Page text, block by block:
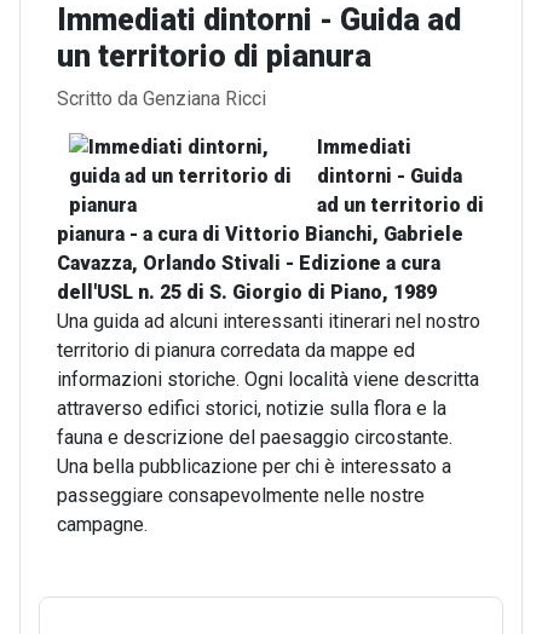
Immediati dintorni - Guida ad
un territorio di pianura
Dettagli
Scritto da Genziana Ricci
Immediati
dintorni - Guida
ad un territorio di
pianura - a cura di Vittorio Bianchi, Gabriele
Cavazza, Orlando Stivali - Edizione a cura
dell'USL n. 25 di S. Giorgio di Piano, 1989
Una guida ad alcuni interessanti itinerari nel nostro
territorio di pianura corredata da mappe ed
informazioni storiche. Ogni località viene descritta
attraverso edifici storici, notizie sulla flora e la
fauna e descrizione del paesaggio circostante.
Una bella pubblicazione per chi è interessato a
passeggiare consapevolmente nelle nostre
campagne.